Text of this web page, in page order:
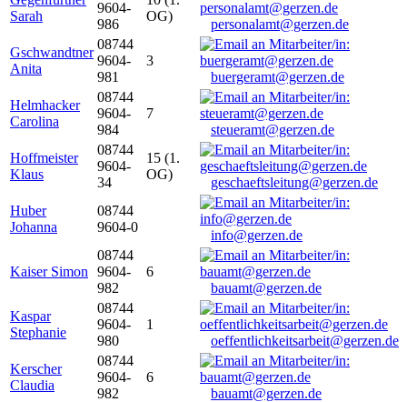
Sarah
9604-
986
OG)
personalamt@gerzen.de
Gschwandtner
Anita
08744
9604-
981
3
buergeramt@gerzen.de
Helmhacker
Carolina
08744
9604-
984
7
steueramt@gerzen.de
Hoffmeister
Klaus
08744
9604-
34
15 (1.
OG)
geschaeftsleitung@gerzen.de
Huber
Johanna
08744
9604-0
info@gerzen.de
Kaiser Simon
08744
9604-
982
6
bauamt@gerzen.de
Kaspar
Stephanie
08744
9604-
980
1
oeffentlichkeitsarbeit@gerzen.de
Kerscher
Claudia
08744
9604-
982
6
bauamt@gerzen.de